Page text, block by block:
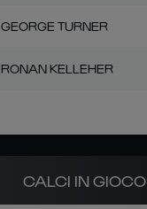
GEORGE TURNER
RONAN KELLEHER
CALCI IN GIOCO